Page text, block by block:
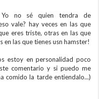
Yo no sé quien tendra de
vale? hay veces en las que
eres triste, otras en las que
las que tienes usn hamster!
estoy en personalidad poco
comentario y si puedo me
comido la tarde entiendalo...)